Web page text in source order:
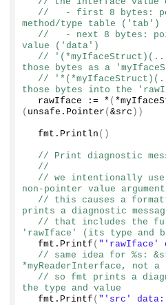
//   - first 8 bytes:
method/type table ('tab')
//   - next 8 bytes:
value ('data')
//
those bytes as a
//
those bytes into the
  rawIface := *
(
( unsafe. Pointer ( &src ))
  fmt.
Println ()
// Print diagnostic
//
// we intentionally
non-pointer value argument
// this causes a
prints a diagnostic
// that includes the
'rawIface' (its type and
  fmt.
Printf ( "'rawIface'
// same idea for %s:
*myReaderInterface, not
// so fmt prints a
the type and value
  fmt.
Printf ( "'src' data: